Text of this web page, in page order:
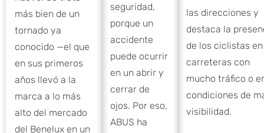
más bien de un
tornado ya
conocido —el que
en sus primeros
años llevó a la
marca a lo más
alto del mercado
del Benelux en un
seguridad,
porque un
accidente
puede ocurrir
en un abrir y
cerrar de
ojos. Por eso,
ABUS ha
las direcciones y
destaca la
de los ciclistas en
carreteras con
mucho tráfico o
condiciones de
visibilidad.